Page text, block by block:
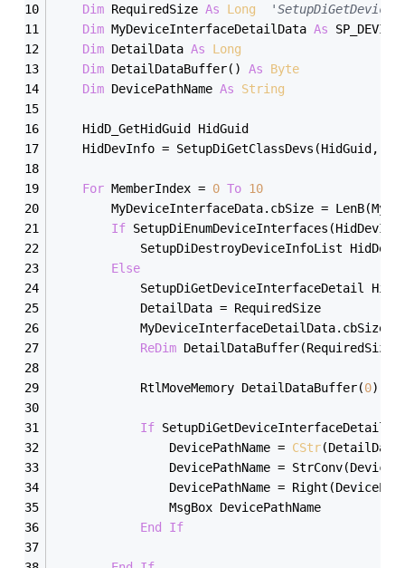
Dim RequiredSize As Long
Dim MyDeviceInterfaceDetailData As
Dim DetailData As
Long
Dim DetailDataBuffer() As
Byte
Dim DevicePathName As String
    HidD_GetHidGuid HidGuid
HidDevInfo = SetupDiGetClassDevs(HidGuid,
For MemberIndex = 0 To 10
MyDeviceInterfaceData.cbSize =
If
SetupDiDestroyDeviceInfoList
Else
SetupDiGetDeviceInterfaceDetail
            DetailData = RequiredSize
MyDeviceInterfaceDetailData.cbSize
ReDim DetailDataBuffer(RequiredSize)
            RtlMoveMemory DetailDataBuffer(
0),
If
                DevicePathName =
CStr
DevicePathName =
DevicePathName =
                MsgBox DevicePathName
End
If